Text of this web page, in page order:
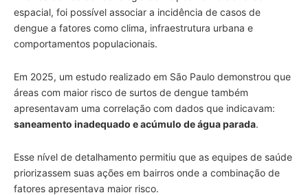
espacial, foi possível associar a incidência de casos de
dengue a fatores como clima, infraestrutura urbana e
comportamentos populacionais.
Em 2025, um estudo realizado em São Paulo demonstrou que
áreas com maior risco de surtos de dengue também
apresentavam uma correlação com dados que indicavam:
saneamento inadequado e acúmulo de água parada.
Esse nível de detalhamento permitiu que as equipes de saúde
priorizassem suas ações em bairros onde a combinação de
fatores apresentava maior risco.